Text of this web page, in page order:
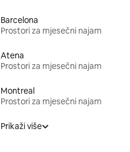
Barcelona
Prostori za mjesečni najam
Atena
Prostori za mjesečni najam
Montreal
Prostori za mjesečni najam
Prikaži više